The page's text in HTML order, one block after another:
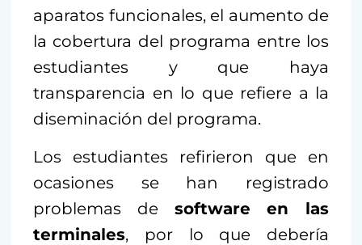
aparatos funcionales, el aumento de
la cobertura del programa entre los
estudiantes y que haya
transparencia en lo que refiere a la
diseminación del programa.
Los estudiantes refirieron que en
ocasiones se han registrado
problemas de software en las
terminales, por lo que debería